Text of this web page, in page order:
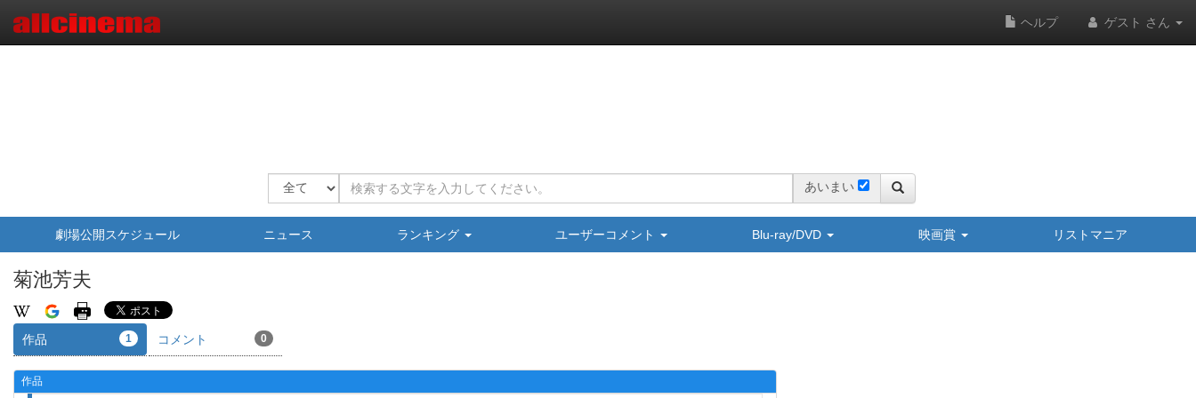
ヘルプ ゲスト さん
あいまい
劇場公開スケジュール ニュース ランキング ユーザーコメント Blu-ray/DVD 映画賞 リストマニア
菊池芳夫
作品 1 コメント 0
作品